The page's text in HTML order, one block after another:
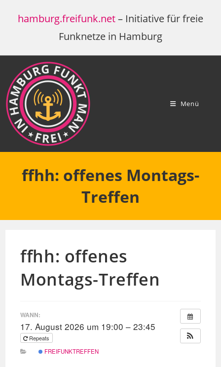
Inhalthamburg.freifunk.net– Initiative für freie
Funknetze in Hamburg
Menü
ffhh: offenes Montags-
Treffen
ffhh: offenes
Montags-Treffen
WANN:
17. August 2026 um 19:00 – 23:45
Repeats
FREIFUNKTREFFEN